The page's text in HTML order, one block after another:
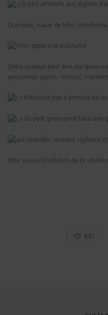
Soyez attentifs aux signes
Crampes, maux de tête, forte
Un appel à la solidarité
Cette chaleur peut être
personnes âgées, isolées,
N’hésitez pas à prendre de
Un petit geste peut faire une
Ensemble, restons vigilants
Pour suivre l’évolution de la
651